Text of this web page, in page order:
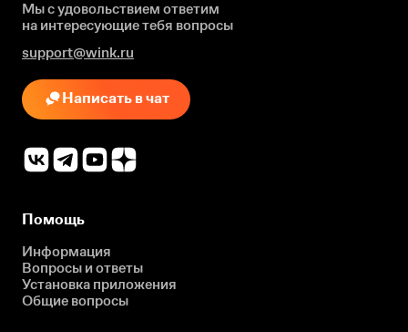
Мы с удовольствием ответим
на интересующиетебя вопросы
support@wink.ru
Написать в чат
Помощь
Информация
Вопросы и ответы
Установка приложения
Общие вопросы